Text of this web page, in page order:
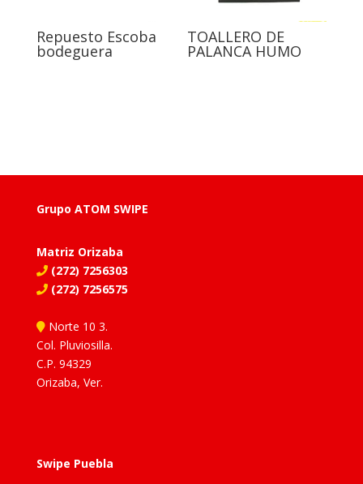
Repuesto Escoba
bodeguera
TOALLERO DE
PALANCA HUMO
Grupo ATOM SWIPE
Matriz Orizaba
(272) 7256303
(272) 7256575
Norte 10 3.
Col. Pluviosilla.
C.P. 94329
Orizaba, Ver.
Swipe Puebla